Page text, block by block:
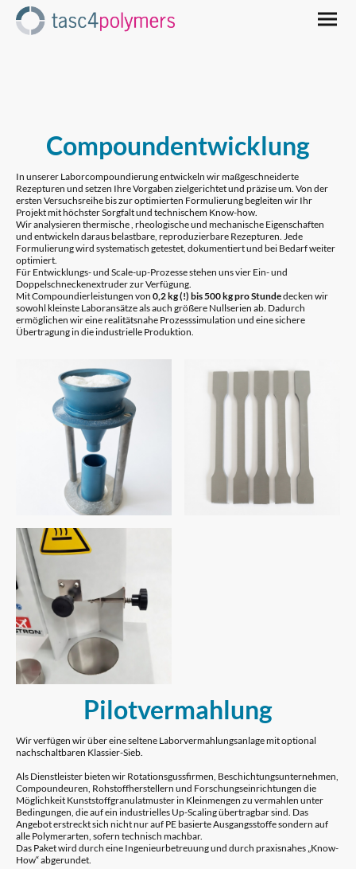
Compoundentwicklung
In unserer Laborcompoundierung entwickeln wir maßgeschneiderte
Rezepturen und setzen Ihre Vorgaben zielgerichtet und präzise um. Von der
ersten Versuchsreihe bis zur optimierten Formulierung begleiten wir Ihr
Projekt mit höchster Sorgfalt und technischem Know-how.
Wir analysieren thermische , rheologische und mechanische Eigenschaften
und entwickeln daraus belastbare, reproduzierbare Rezepturen. Jede
Formulierung wird systematisch getestet, dokumentiert und bei Bedarf weiter
optimiert.
Für Entwicklungs- und Scale-up-Prozesse stehen uns vier Ein- und
Doppelschneckenextruder zur Verfügung.
Mit Compoundierleistungen von 0,2 kg (!) bis 500 kg pro Stundedecken wir
sowohl kleinste Laboransätze als auch größere Nullserien ab. Dadurch
ermöglichen wir eine realitätsnahe Prozesssimulation und eine sichere
Übertragung in die industrielle Produktion.
Pilotvermahlung
Wir verfügen wir über eine seltene Laborvermahlungsanlage mit optional
nachschaltbaren Klassier-Sieb.
Als Dienstleister bieten wir Rotationsgussfirmen, Beschichtungsunternehmen,
Compoundeuren, Rohstoffherstellern und Forschungseinrichtungen die
Möglichkeit Kunststoffgranulatmuster in Kleinmengen zu vermahlen unter
Bedingungen, die auf ein industrielles Up-Scaling übertragbar sind. Das
Angebot erstreckt sich nicht nur auf PE basierte Ausgangsstoffe sondern auf
alle Polymerarten, sofern technisch machbar.
Das Paket wird durch eine Ingenieurbetreuung und durch praxisnahes „Know-
How“ abgerundet.